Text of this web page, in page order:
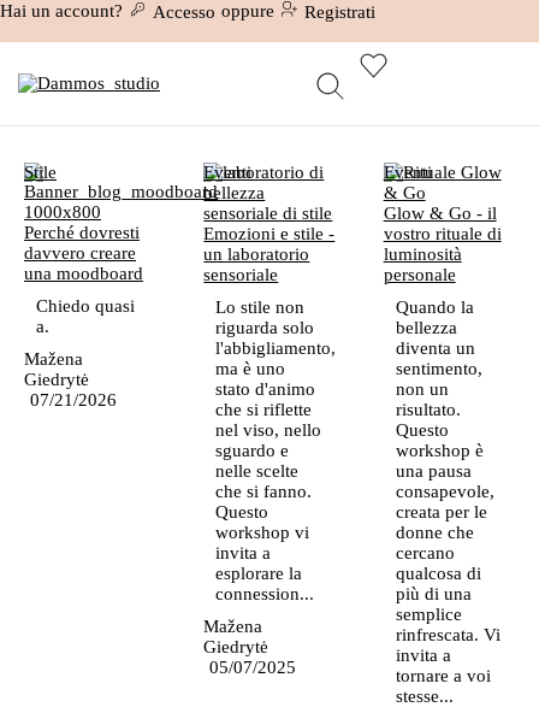
Hai un account? Accesso oppure Registrati
Perché dovresti
davvero creare
una moodboard
Chiedo quasi
a.
Mažena
Giedrytė
07/21/2026
Stile
Emozioni e stile -
un laboratorio
sensoriale
Lo stile non
riguarda solo
l'abbigliamento,
ma è uno
stato d'animo
che si riflette
nel viso, nello
sguardo e
nelle scelte
che si fanno.
Questo
workshop vi
invita a
esplorare la
connession...
Mažena
Giedrytė
05/07/2025
Eventi
Glow & Go - il
vostro rituale di
luminosità
personale
Quando la
bellezza
diventa un
sentimento,
non un
risultato.
Questo
workshop è
una pausa
consapevole,
creata per le
donne che
cercano
qualcosa di
più di una
semplice
rinfrescata. Vi
invita a
tornare a voi
stesse...
Eventi